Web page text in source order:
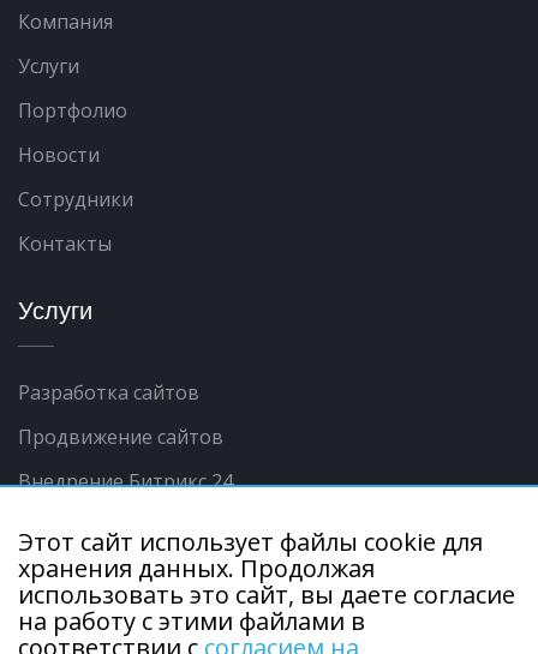
Компания
Услуги
Портфолио
Новости
Сотрудники
Контакты
Услуги
Разработка сайтов
Продвижение сайтов
Внедрение Битрикс 24
Интеграции сайта с 1С
Продвижение в соц.сетях
Этот сайт использует файлы cookie для
хранения данных. Продолжая
использовать это сайт, вы даете согласие
на работу с этими файлами в
соответствии с согласием на